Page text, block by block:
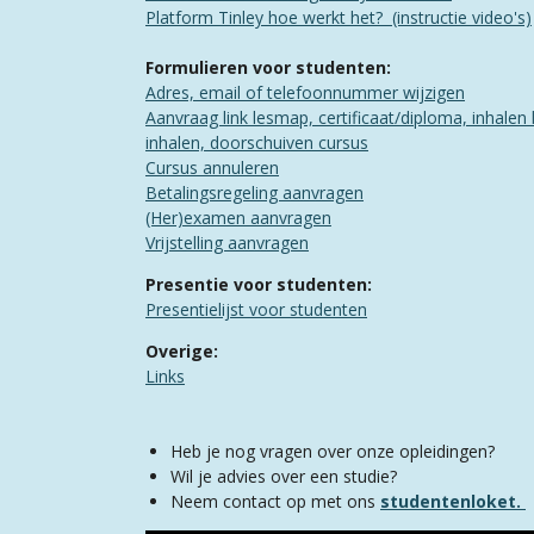
​​Platform Tinley hoe werkt het? (instructie video's)
Formulieren voor studenten:
Adres, email of telefoonnummer wijzigen
Aanvraag link lesmap, certificaat/diploma, inhalen
inhalen, doorschuiven cursus
Cursus annuleren
Betalingsregeling aanvragen
(Her)examen aanvragen​
Vrijstelling aanvragen
Presentie voor studenten:
Presentielijst voor studenten
Overige:
Links​
Heb je nog vragen over onze opleidingen?
Wil je advies over een studie?
Neem contact op met ons studentenloket.